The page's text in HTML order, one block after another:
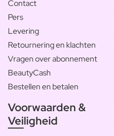
Contact
Pers
Levering
Retournering en klachten
Vragen over abonnement
BeautyCash
Bestellen en betalen
Voorwaarden &
Veiligheid